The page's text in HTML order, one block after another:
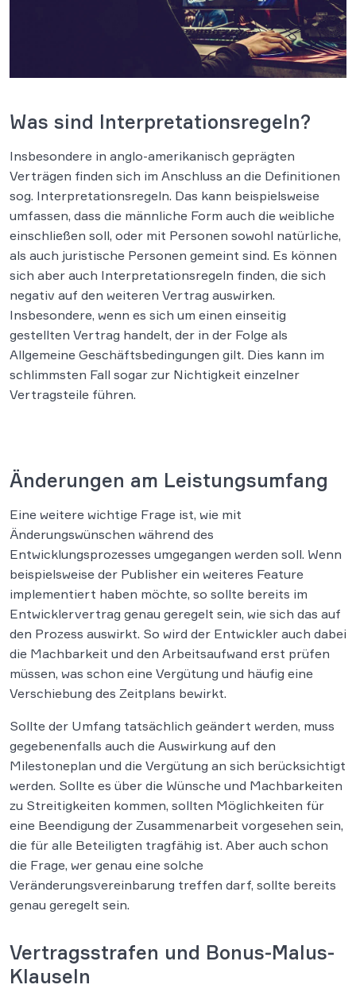
Was sind Interpretationsregeln?
Insbesondere in anglo-amerikanisch geprägten
Verträgen finden sich im Anschluss an die Definitionen
sog. Interpretationsregeln. Das kann beispielsweise
umfassen, dass die männliche Form auch die weibliche
einschließen soll, oder mit Personen sowohl natürliche,
als auch juristische Personen gemeint sind. Es können
sich aber auch Interpretationsregeln finden, die sich
negativ auf den weiteren Vertrag auswirken.
Insbesondere, wenn es sich um einen einseitig
gestellten Vertrag handelt, der in der Folge als
Allgemeine Geschäftsbedingungen gilt. Dies kann im
schlimmsten Fall sogar zur Nichtigkeit einzelner
Vertragsteile führen.
Änderungen am Leistungsumfang
Eine weitere wichtige Frage ist, wie mit
Änderungswünschen während des
Entwicklungsprozesses umgegangen werden soll. Wenn
beispielsweise der Publisher ein weiteres Feature
implementiert haben möchte, so sollte bereits im
Entwicklervertrag genau geregelt sein, wie sich das auf
den Prozess auswirkt. So wird der Entwickler auch dabei
die Machbarkeit und den Arbeitsaufwand erst prüfen
müssen, was schon eine Vergütung und häufig eine
Verschiebung des Zeitplans bewirkt.
Sollte der Umfang tatsächlich geändert werden, muss
gegebenenfalls auch die Auswirkung auf den
Milestoneplan und die Vergütung an sich berücksichtigt
werden. Sollte es über die Wünsche und Machbarkeiten
zu Streitigkeiten kommen, sollten Möglichkeiten für
eine Beendigung der Zusammenarbeit vorgesehen sein,
die für alle Beteiligten tragfähig ist. Aber auch schon
die Frage, wer genau eine solche
Veränderungsvereinbarung treffen darf, sollte bereits
genau geregelt sein.
Vertragsstrafen und Bonus-Malus-
Klauseln